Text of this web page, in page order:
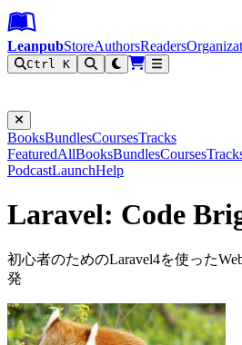
Leanpub Header
Leanpub Navigation
Skip to main content
Go to Leanpub.com
LeanpubStoreAuthorsReaders
Ctrl K
BooksBundlesCoursesTracks
FeaturedAllBooksBundlesCourses
PodcastLaunchHelp
Laravel: Code
初心者のためのLaravel4を使った
発